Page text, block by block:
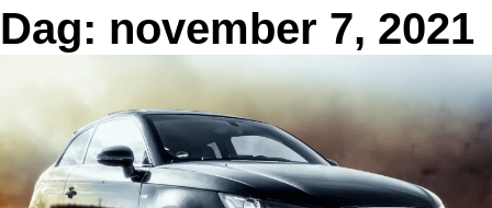
Dag: november 7, 2021